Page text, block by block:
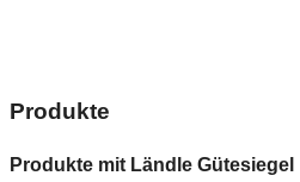
Produkte
Produkte mit Ländle Gütesiegel